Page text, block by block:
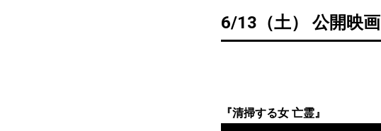
6/13（土） 公開映画
『清掃する女 亡霊』